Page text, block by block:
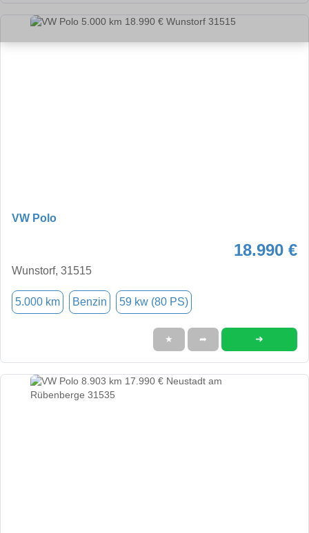
VW Polo
18.990 €
Wunstorf, 31515
5.000 km Benzin 59 kw (80 PS)
★ ➦ ➜